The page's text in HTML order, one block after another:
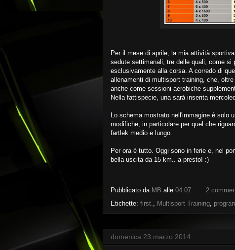
Per il mese di aprile, la mia attività
sedute settimanali, tre delle quali, come si
esclusivamente alla corsa. A corredo di
allenamenti di multisport training, che,
anche come sessioni aerobiche
Nella fattispecie, una sarà inserita
Lo schema mostrato nell'immagine è solo
modifiche, in particolare per quel che
fartlek medio e lungo.
Per ora è tutto. Oggi sono in ferie e, nel
bella uscita da 15 km.. a presto! :)
Pubblicato da MB alle 04:07
2
Etichette: first., Multisport Training,
domenica 23 marzo 2014